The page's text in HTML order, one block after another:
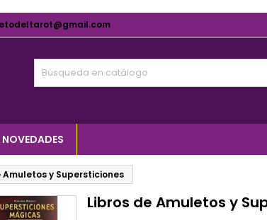
NOVEDADES
Amuletos y Supersticiones
Libros de Amuletos y